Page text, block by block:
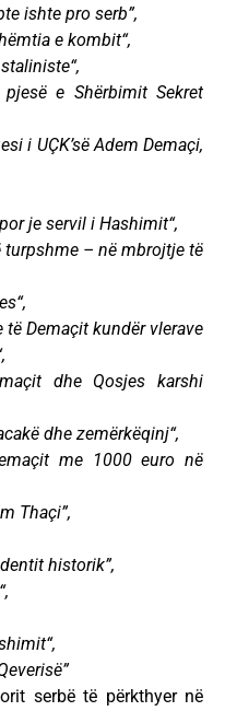
ishte pro serb”,
e kombit“,
e Shërbimit Sekret
i UÇK’së Adem Demaçi,
je servil i Hashimit“,
turpshme – në mbrojtje të
Demaçit kundër vlerave
dhe Qosjes karshi
dhe zemërkëqinj“,
me 1000 euro në
Thaçi”,
historik”,
serbë të përkthyer në